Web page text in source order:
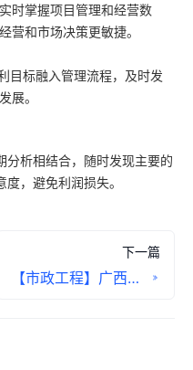
时掌握项目管理和经营数
营和市场决策更敏捷。
目标融入管理流程，及时发
展。
分析相结合，随时发现主要的
，避免利润损失。
下一篇
【市政工程】广西城建集团客户案例